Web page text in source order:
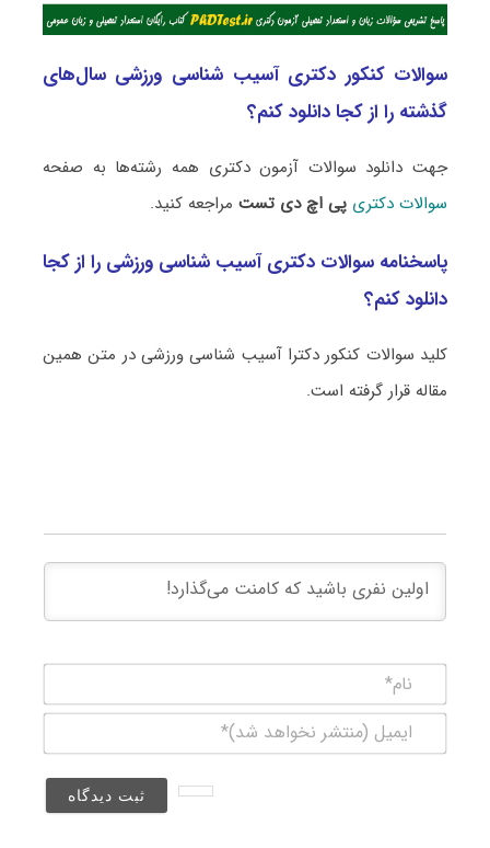
سوالات کنکور دکتری آسیب شناسی ورزشی سال‌های
گذشته را از کجا دانلود کنم؟
جهت دانلود سوالات آزمون دکتری همه رشته‌ها به صفحه
سوالات دکتری پی اچ دی تستمراجعه کنید.
پاسخنامه سوالات دکتری آسیب شناسی ورزشی را از کجا
دانلود کنم؟
کلید سوالات کنکور دکترا آسیب شناسی ورزشی در متن همین
مقاله قرار گرفته است.
(منتشر